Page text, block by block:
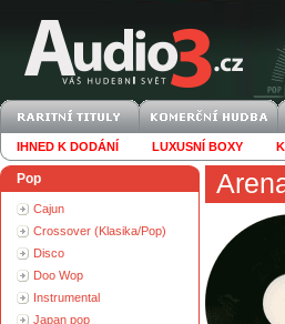
IHNED K DODÁNÍ LUXUSNÍ BOXY
Pop
Cajun
Crossover (Klasika/Pop)
Disco
Doo Wop
Instrumental
Japan pop